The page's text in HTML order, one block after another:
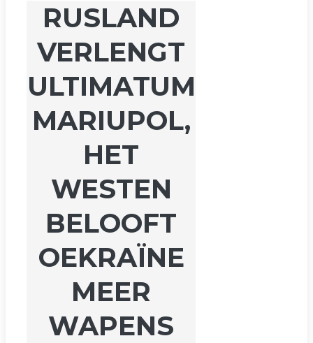
RUSLAND
VERLENGT
ULTIMATUM
MARIUPOL,
HET
WESTEN
BELOOFT
OEKRAÏNE
MEER
WAPENS